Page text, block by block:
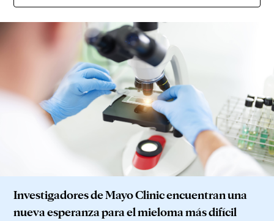
Investigadores de Mayo Clinic encuentran una
nueva esperanza para el mieloma más difícil